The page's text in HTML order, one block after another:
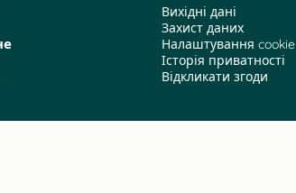
Вихідні дані
Захист даних
Налаштування cookie
Історія приватності
Відкликати згоди